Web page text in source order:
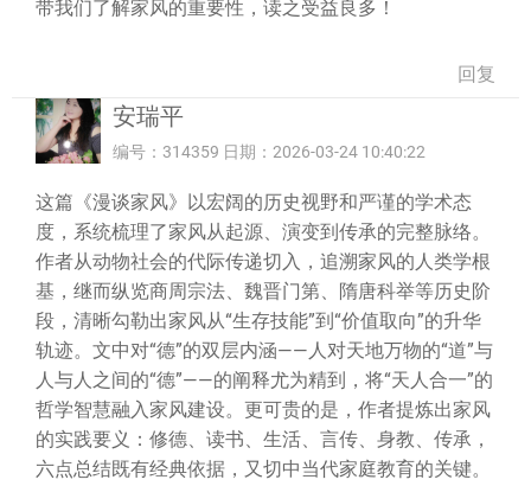
带我们了解家风的重要性，读之受益良多！
回复
安瑞平
编号：314359 日期：2026-03-24 10:40:22
这篇《漫谈家风》以宏阔的历史视野和严谨的学术态
度，系统梳理了家风从起源、演变到传承的完整脉络。
作者从动物社会的代际传递切入，追溯家风的人类学根
基，继而纵览商周宗法、魏晋门第、隋唐科举等历史阶
段，清晰勾勒出家风从“生存技能”到“价值取向”的升华
轨迹。文中对“德”的双层内涵——人对天地万物的“道”与
人与人之间的“德”——的阐释尤为精到，将“天人合一”的
哲学智慧融入家风建设。更可贵的是，作者提炼出家风
的实践要义：修德、读书、生活、言传、身教、传承，
六点总结既有经典依据，又切中当代家庭教育的关键。